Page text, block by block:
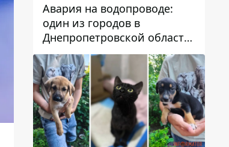
Авария на водопроводе:
один из городов в
Днепропетровской области
остался без воды